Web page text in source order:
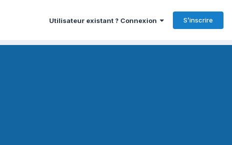
Utilisateur existant ? Connexion S’inscrire